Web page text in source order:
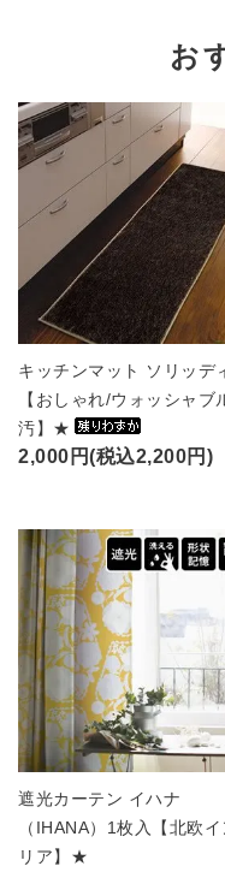
お
キッチンマット ソリッデ
【おしゃれ/ウォッシャブ
汚】★
2,000円(税込2,200円)
遮光カーテン イハナ
（IHANA）1枚入【北欧
リア】★